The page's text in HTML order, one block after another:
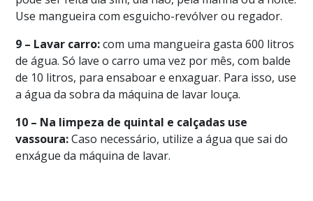
Use mangueira com esguicho-revólver ou regador.
9 – Lavar carro:com uma mangueira gasta 600 litros
de água. Só lave o carro uma vez por mês, com balde
de 10 litros, para ensaboar e enxaguar. Para isso, use
a água da sobra da máquina de lavar louça.
10 – Na limpeza de quintal e calçadas use
vassoura:Caso necessário, utilize a água que sai do
enxágue da máquina de lavar.